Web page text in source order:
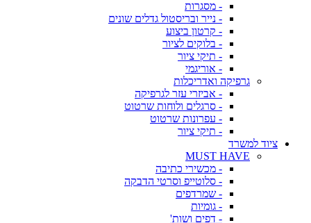
- מסגרות
- נייר ובריסטול גדלים שונים
- קרטון ביצוע
- בלוקים לציור
- תיקי ציור
- אוריגמי
גרפיקה ואדריכלות
- אביזרי עזר לגרפיקה
- סרגלים ולוחות שרטוט
- עפרונות שרטוט
- תיקי ציור
ציוד למשרד
MUST HAVE
- מכשירי כתיבה
- סלוטייפ וסרטי הדבקה
- שמרדפים
- גומיות
- דפים ושות'